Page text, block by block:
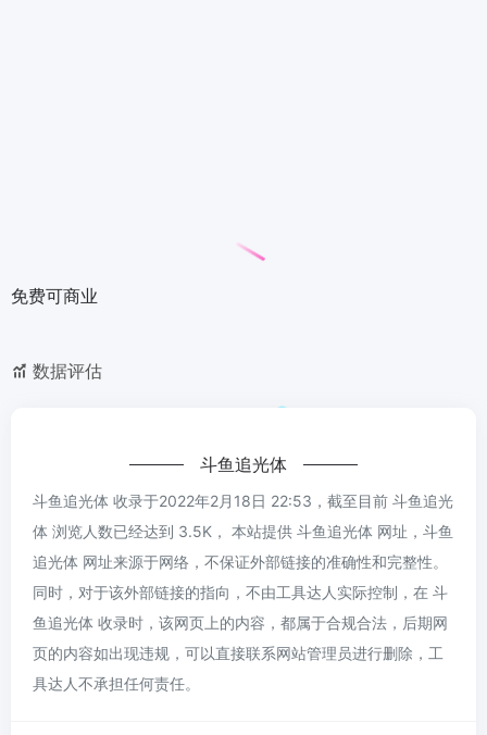
免费可商业
数据评估
斗鱼追光体
斗鱼追光体 收录于2022年2月18日 22:53，截至目前 斗鱼追光
体 浏览人数已经达到 3.5K， 本站提供 斗鱼追光体 网址，斗鱼
追光体 网址来源于网络，不保证外部链接的准确性和完整性。
同时，对于该外部链接的指向，不由工具达人实际控制，在 斗
鱼追光体 收录时，该网页上的内容，都属于合规合法，后期网
页的内容如出现违规，可以直接联系网站管理员进行删除，工
具达人不承担任何责任。